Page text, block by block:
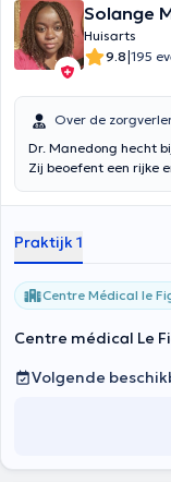
Solange
Huisarts
9.8|195
Over de
Dr. Manedong hecht
Zij beoefent een rijke
leeftijden.
Praktijk 1
Centre Médical le
Centre médical Le
Volgende